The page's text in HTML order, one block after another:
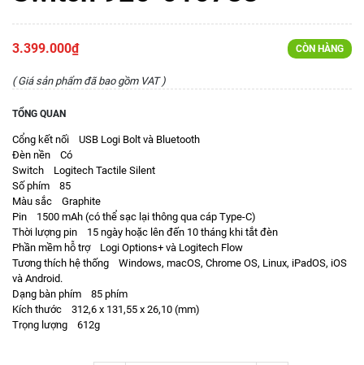
3.399.000₫ CÒN HÀNG
( Giá sản phẩm đã bao gồm VAT )
TỔNG QUAN
Cổng kết nối USB Logi Bolt và Bluetooth
Đèn nền Có
Switch Logitech Tactile Silent
Số phím 85
Màu sắc Graphite
Pin 1500 mAh (có thể sạc lại thông qua cáp Type-C)
Thời lượng pin 15 ngày hoặc lên đến 10 tháng khi tắt đèn
Phần mềm hỗ trợ Logi Options+ và Logitech Flow
Tương thích hệ thống Windows, macOS, Chrome OS, Linux, iPadOS, iOS
và Android.
Dạng bàn phím 85 phím
Kích thước 312,6 x 131,55 x 26,10 (mm)
Trọng lượng 612g